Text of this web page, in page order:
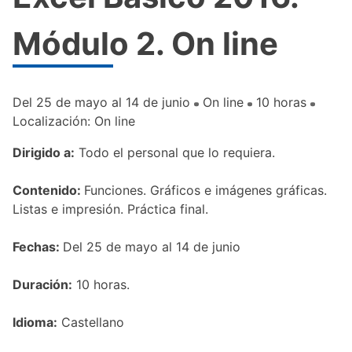
Módulo 2. On line
Del 25 de mayo al 14 de junio On line
10 horas
Localización: On line
Dirigido a: Todo el personal que lo requiera.
Contenido: Funciones. Gráficos e imágenes gráficas.
Listas e impresión. Práctica final.
Fechas: Del 25 de mayo al 14 de junio
Duración: 10 horas.
Idioma: Castellano